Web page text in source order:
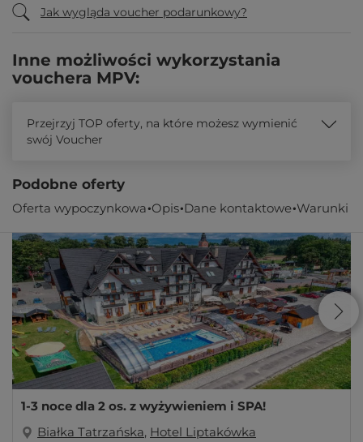
Jak wygląda voucher podarunkowy?
Oferta wypoczynkowa Opis Dane kontaktowe Warunki
Inne możliwości wykorzystania
vouchera MPV:
Przejrzyj TOP oferty, na które możesz wymienić
swój Voucher
Podobne oferty
1-3 noce dla 2 os. z wyżywieniem i SPA!
Białka Tatrzańska, Hotel Liptakówka